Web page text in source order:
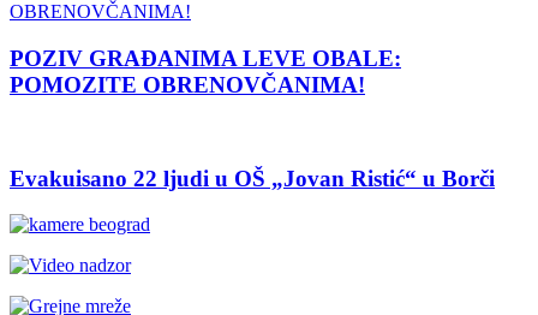
POZIV GRAĐANIMA LEVE OBALE:
POMOZITE OBRENOVČANIMA!
Evakuisano 22 ljudi u OŠ „Jovan Ristić“ u Borči